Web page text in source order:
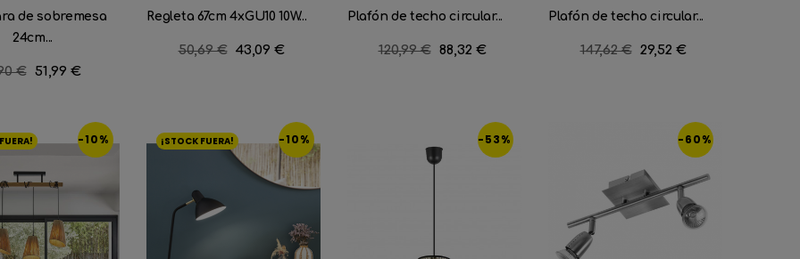
de sobremesa
24cm...
€ Precio
51,99 €
Regleta 67cm 4xGU10 10W...
Precio
50,69 € Precio
43,09 €
Plafón de techo circular...
Precio
120,99 € Precio
88,32 €
Plafón de techo circular...
Precio
147,62 € Precio
29,52 €
-10% -10%
¡STOCK FUERA! -53% -60%